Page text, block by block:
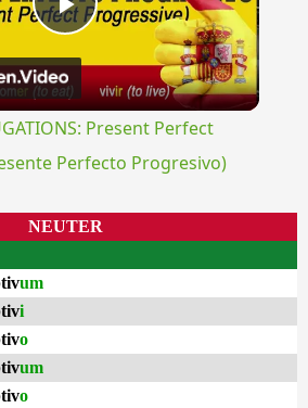
Play
Video
Present Perfect
Perfecto Progresivo)
NEUTER
um
i
o
um
o